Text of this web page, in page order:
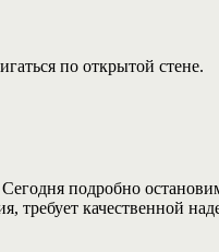
по открытой стене.
подробно
требует качественной